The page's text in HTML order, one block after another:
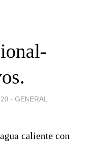
- GENERAL
caliente con